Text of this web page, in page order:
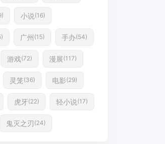
小说(16)
广州 (15) 手办(54)
游戏(72) 漫展(117)
灵笼(36) 电影(29)
虎牙(22) 轻小说(17)
鬼灭之刃(24)